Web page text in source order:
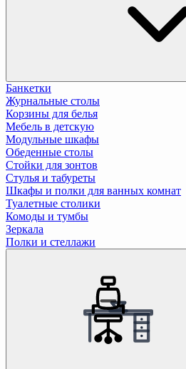
Банкетки
Журнальные столы
Корзины для белья
Мебель в детскую
Модульные шкафы
Обеденные столы
Стойки для зонтов
Стулья и табуреты
Шкафы и полки для ванных комнат
Туалетные столики
Комоды и тумбы
Зеркала
Полки и стеллажи